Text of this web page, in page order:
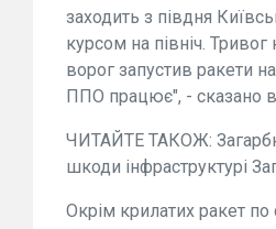
заходить з півдня
курсом на північ. Тривог
ворог запустив ракети
ППО працює", - сказано
ЧИТАЙТЕ ТАКОЖ:
шкоди інфраструктурі
Окрім крилатих ракет по